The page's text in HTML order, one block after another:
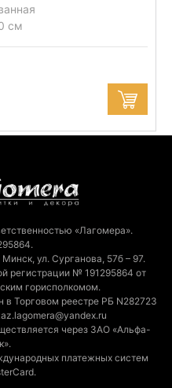
см
«Лагомера».
ул. Сурганова, 57б – 97.
регистрации № 191295864 от
горисполкомом.
в Торговом реестре РБ N282723
через ЗАО «Альфа-
платежных систем